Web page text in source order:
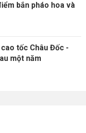
bắn pháo hoa và
tốc Châu Đốc -
một năm